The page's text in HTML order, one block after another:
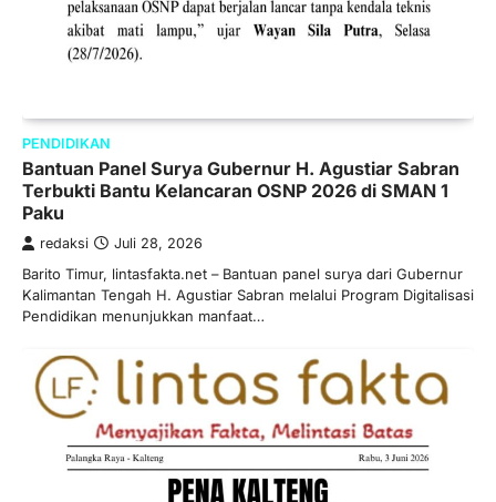
PENDIDIKAN
Bantuan Panel Surya Gubernur H. Agustiar Sabran
Terbukti Bantu Kelancaran OSNP 2026 di SMAN 1
Paku
redaksi Juli 28, 2026
Barito Timur, lintasfakta.net – Bantuan panel surya dari Gubernur
Kalimantan Tengah H. Agustiar Sabran melalui Program Digitalisasi
Pendidikan menunjukkan manfaat…